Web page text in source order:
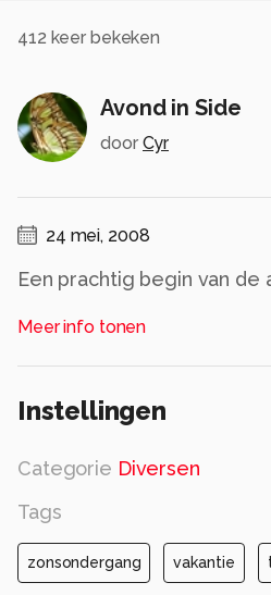
412 keer bekeken
Avond in Side
door Cyr
24 mei, 2008
Een prachtig begin van de
een extra dimensie krijgt
zonsondergang!
Alle rechten voorbehouden
Meer info tonen
Instellingen
Categorie Diversen
Tags
zonsondergang vakantie